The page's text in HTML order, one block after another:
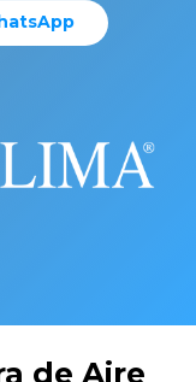
hatsApp
de Aire